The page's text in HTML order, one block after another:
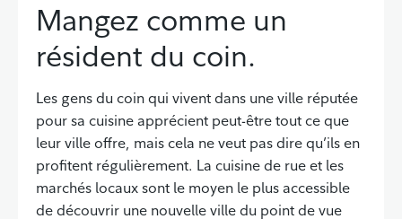
Mangez comme un
résident du coin.
Les gens du coin qui vivent dans une ville réputée
pour sa cuisine apprécient peut-être tout ce que
leur ville offre, mais cela ne veut pas dire qu’ils en
profitent régulièrement. La cuisine de rue et les
marchés locaux sont le moyen le plus accessible
de découvrir une nouvelle ville du point de vue